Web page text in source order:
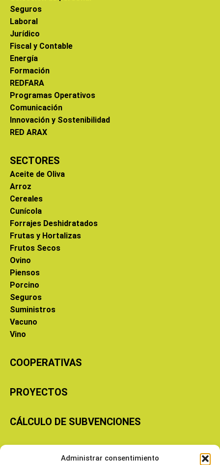
Administrar consentimiento
Seguros
Laboral
Jurídico
Fiscal y Contable
Energía
Formación
REDFARA
Programas Operativos
Comunicación
Innovación y Sostenibilidad
RED ARAX
SECTORES
Aceite de Oliva
Arroz
Cereales
Cunícola
Forrajes Deshidratados
Frutas y Hortalizas
Frutos Secos
Ovino
Piensos
Porcino
Seguros
Suministros
Vacuno
Vino
COOPERATIVAS
PROYECTOS
CÁLCULO DE SUBVENCIONES